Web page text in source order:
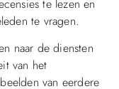
te lezen en
te vragen.
naar de diensten
van het
van eerdere